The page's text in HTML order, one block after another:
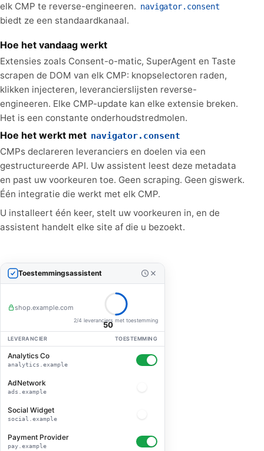
elk CMP te reverse-engineeren. navigator.consent
biedt ze een standaardkanaal.
Hoe het vandaag werkt
Extensies zoals Consent-o-matic, SuperAgent en Taste
scrapen de DOM van elk CMP: knopselectoren raden,
klikken injecteren, leverancierslijsten reverse-
engineeren. Elke CMP-update kan elke extensie breken.
Het is een constante onderhoudstredmolen.
Hoe het werkt met navigator.consent
CMPs declareren leveranciers en doelen via een
gestructureerde API. Uw assistent leest deze metadata
en past uw voorkeuren toe. Geen scraping. Geen giswerk.
Één integratie die werkt met elk CMP.
U installeert één keer, stelt uw voorkeuren in, en de
assistent handelt elke site af die u bezoekt.
Toestemmingsassistent
shop.example.com
50
2/4 leveranciers met toestemming
LEVERANCIER TOESTEMMING
Analytics Co
analytics.example
AdNetwork
ads.example
Social Widget
social.example
Payment Provider
pay.example